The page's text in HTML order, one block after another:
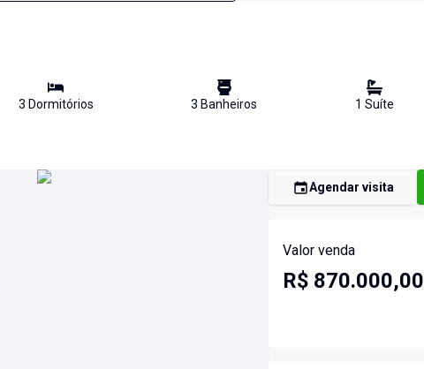
3 Dormitórios 3 Banheiros 1 Suíte
Agendar visita
Valor venda
R$ 870.000,00